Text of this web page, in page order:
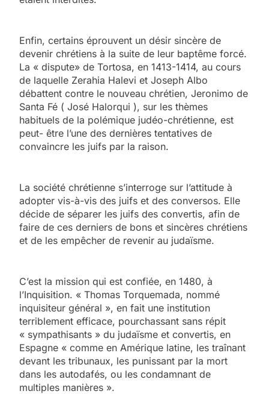
Enfin, certains éprouvent un désir sincère de
devenir chrétiens à la suite de leur baptême forcé.
La « dispute» de Tortosa, en 1413-1414, au cours
de laquelle Zerahia Halevi et Joseph Albo
débattent contre le nouveau chrétien, Jeronimo de
Santa Fé ( José Halorqui ), sur les thèmes
habituels de la polémique judéo-chrétienne, est
peut- être l’une des dernières tentatives de
convaincre les juifs par la raison.
La société chrétienne s’interroge sur l’attitude à
adopter vis-à-vis des juifs et des conversos. Elle
décide de séparer les juifs des convertis, afin de
faire de ces derniers de bons et sincères chrétiens
et de les empêcher de revenir au judaïsme.
C’est la mission qui est confiée, en 1480, à
l’Inquisition. « Thomas Torquemada, nommé
inquisiteur général », en fait une institution
terriblement efficace, pourchassant sans répit
« sympathisants » du judaïsme et convertis, en
Espagne « comme en Amérique latine, les traînant
devant les tribunaux, les punissant par la mort
dans les autodafés, ou les condamnant de
multiples manières ».